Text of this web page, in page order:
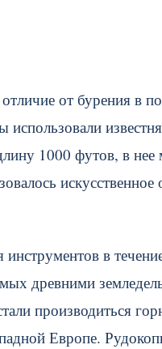
от бурения в
использовали
1000 футов, в
в
древними
производиться
Европе.